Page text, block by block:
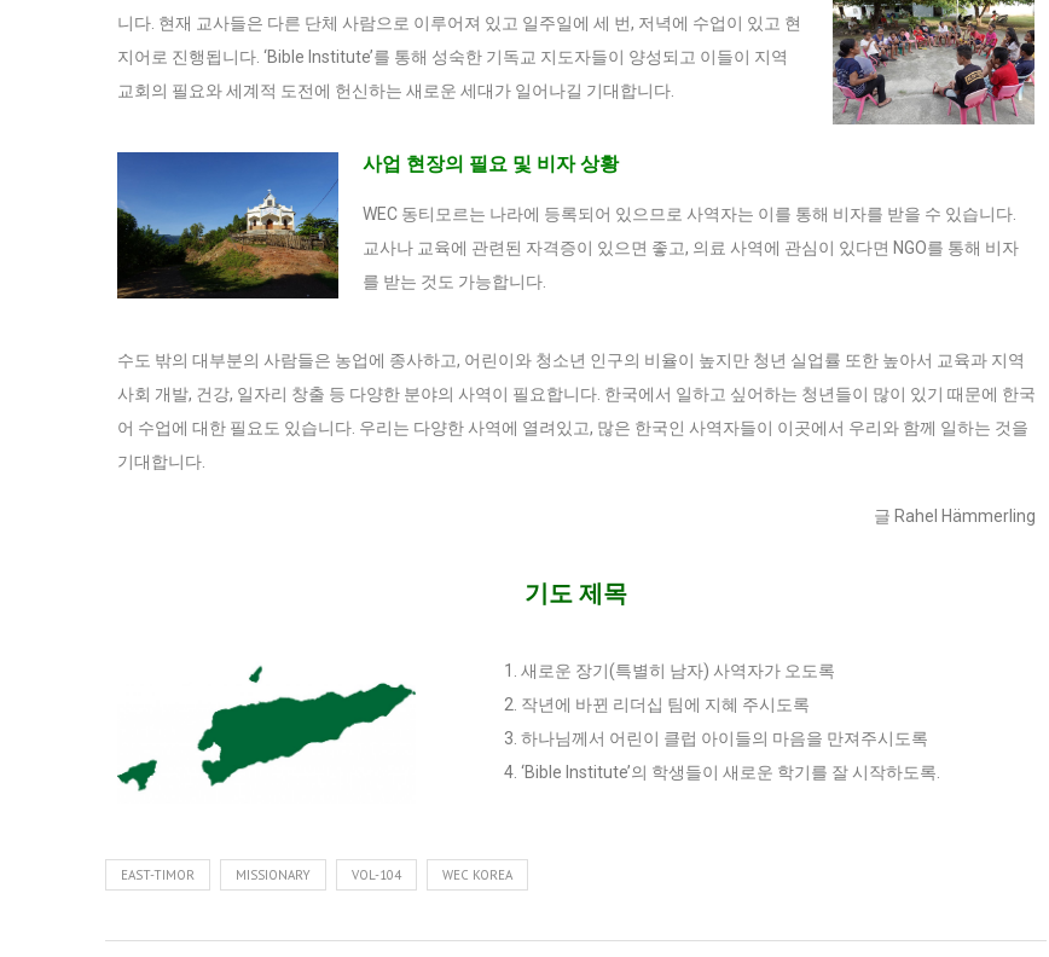
니다. 현재 교사들은 다른 단체 사람으로 이루어져 있고 일주일에 세 번, 저녁에 수업이 있고 현
지어로 진행됩니다. ‘Bible Institute’를 통해 성숙한 기독교 지도자들이 양성되고 이들이 지역
교회의 필요와 세계적 도전에 헌신하는 새로운 세대가 일어나길 기대합니다.
사업 현장의 필요 및 비자 상황
WEC 동티모르는 나라에 등록되어 있으므로 사역자는 이를 통해 비자를 받을 수 있습니다.
교사나 교육에 관련된 자격증이 있으면 좋고, 의료 사역에 관심이 있다면 NGO를 통해 비자
를 받는 것도 가능합니다.
수도 밖의 대부분의 사람들은 농업에 종사하고, 어린이와 청소년 인구의 비율이 높지만 청년 실업률 또한 높아서 교육과 지역
사회 개발, 건강, 일자리 창출 등 다양한 분야의 사역이 필요합니다. 한국에서 일하고 싶어하는 청년들이 많이 있기 때문에 한국
어 수업에 대한 필요도 있습니다. 우리는 다양한 사역에 열려있고, 많은 한국인 사역자들이 이곳에서 우리와 함께 일하는 것을
기대합니다.
글 Rahel Hämmerling
기도 제목
1. 새로운 장기(특별히 남자) 사역자가 오도록
2. 작년에 바뀐 리더십 팀에 지혜 주시도록
3. 하나님께서 어린이 클럽 아이들의 마음을 만져주시도록
4. ‘Bible Institute’의 학생들이 새로운 학기를 잘 시작하도록.
EAST-TIMOR MISSIONARY VOL-104 WEC KOREA